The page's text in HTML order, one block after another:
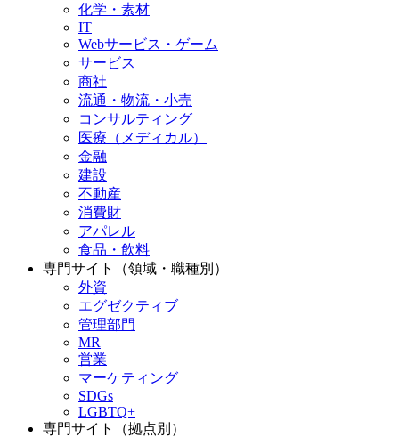
化学・素材
IT
Webサービス・ゲーム
サービス
商社
流通・物流・小売
コンサルティング
医療（メディカル）
金融
建設
不動産
消費財
アパレル
食品・飲料
専門サイト（領域・職種別）
外資
エグゼクティブ
管理部門
MR
営業
マーケティング
SDGs
LGBTQ+
専門サイト（拠点別）